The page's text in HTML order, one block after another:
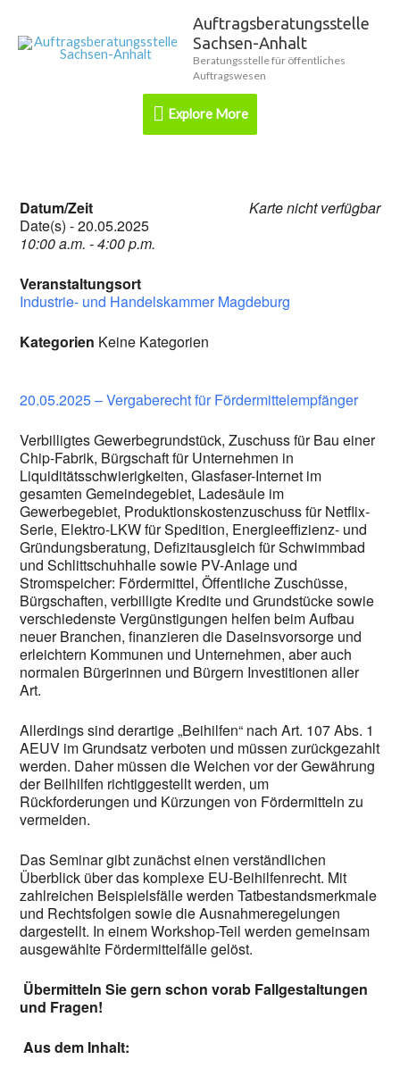
Inhalt
Auftragsberatungsstelle
Sachsen-Anhalt
Beratungsstelle für öffentliches
Auftragswesen
Explore
More
Explore More
Karte nicht verfügbar
Datum/Zeit
Date(s) - 20.05.2025
10:00 a.m. - 4:00 p.m.
Veranstaltungsort
Industrie- und Handelskammer Magdeburg
Kategorien Keine Kategorien
20.05.2025 – Vergaberecht für Fördermittelempfänger
Verbilligtes Gewerbegrundstück, Zuschuss für Bau einer
Chip-Fabrik, Bürgschaft für Unternehmen in
Liquiditätsschwierigkeiten, Glasfaser-Internet im
gesamten Gemeindegebiet, Ladesäule im
Gewerbegebiet, Produktionskostenzuschuss für Netflix-
Serie, Elektro-LKW für Spedition, Energieeffizienz- und
Gründungsberatung, Defizitausgleich für Schwimmbad
und Schlittschuhhalle sowie PV-Anlage und
Stromspeicher: Fördermittel, Öffentliche Zuschüsse,
Bürgschaften, verbilligte Kredite und Grundstücke sowie
verschiedenste Vergünstigungen helfen beim Aufbau
neuer Branchen, finanzieren die Daseinsvorsorge und
erleichtern Kommunen und Unternehmen, aber auch
normalen Bürgerinnen und Bürgern Investitionen aller
Art.
Allerdings sind derartige „Beihilfen“ nach Art. 107 Abs. 1
AEUV im Grundsatz verboten und müssen zurückgezahlt
werden. Daher müssen die Weichen vor der Gewährung
der Beilhilfen richtiggestellt werden, um
Rückforderungen und Kürzungen von Fördermitteln zu
vermeiden.
Das Seminar gibt zunächst einen verständlichen
Überblick über das komplexe EU-Beihilfenrecht. Mit
zahlreichen Beispielsfälle werden Tatbestandsmerkmale
und Rechtsfolgen sowie die Ausnahmeregelungen
dargestellt. In einem Workshop-Teil werden gemeinsam
ausgewählte Fördermittelfälle gelöst.
Übermitteln Sie gern schon vorab Fallgestaltungen
und Fragen!
Aus dem Inhalt: